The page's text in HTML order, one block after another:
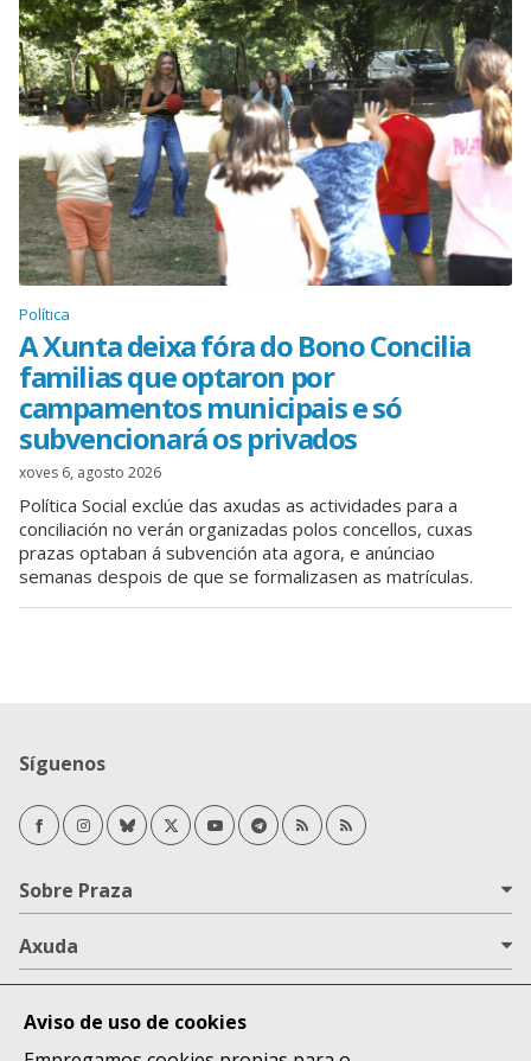
Política
A Xunta deixa fóra do Bono Concilia
familias que optaron por
campamentos municipais e só
subvencionará os privados
xoves 6, agosto 2026
Política Social exclúe das axudas as actividades para a
conciliación no verán organizadas polos concellos, cuxas
prazas optaban á subvención ata agora, e anúnciao
semanas despois de que se formalizasen as matrículas.
Síguenos
FacebookInstagramBlueskyTwitter/XYoutubeTelegramRSS NovasRSS Opinión
Sobre Praza
Axuda
Aviso de uso de cookies